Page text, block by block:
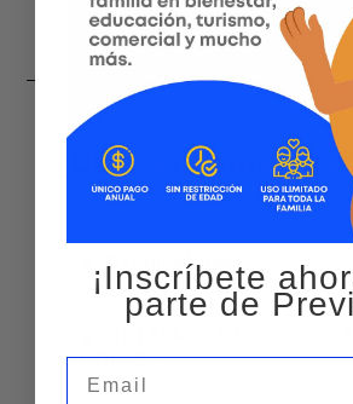
¿Qué servicios
Oftalmologia
CORNEA
¡Inscríbete
parte de